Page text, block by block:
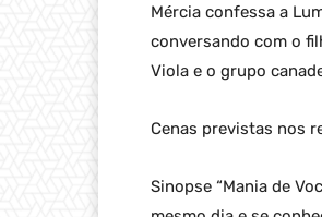
Mércia confessa a
conversando com o
Viola e o grupo
Cenas previstas nos
Sinopse “Mania de